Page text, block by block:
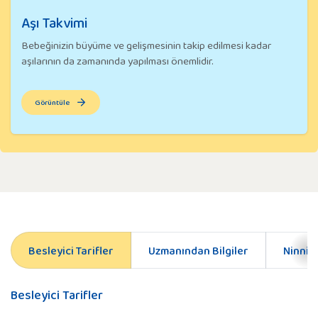
Aşı Takvimi
Bebeğinizin büyüme ve gelişmesinin takip edilmesi kadar
aşılarının da zamanında yapılması önemlidir.
Görüntüle
Besleyici Tarifler Uzmanından Bilgiler
Besleyici Tarifler